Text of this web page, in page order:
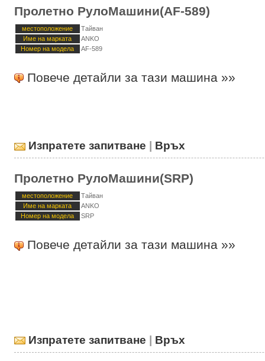
Пролетно РулоМашини(AF-589)
местоположение
Тайван
Име на марката
ANKO
Номер на модела
AF-589
Повече детайли за тази машина »»
Изпратете запитване | Връх
Пролетно РулоМашини(SRP)
местоположение
Тайван
Име на марката
ANKO
Номер на модела
SRP
Повече детайли за тази машина »»
Изпратете запитване | Връх